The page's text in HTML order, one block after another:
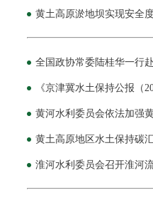
黄土高原淤地坝实现安全
全国政协常委陆桂华一行
《京津冀水土保持公报（
黄河水利委员会依法加强
黄土高原地区水土保持碳
淮河水利委员会召开淮河